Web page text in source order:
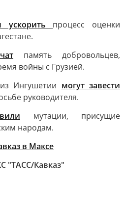
ускорить процесс оценки
память добровольцев,
войны с Грузией.
Ингушетии могут завести
руководителя.
мутации, присущие
народам.
в Максе
"ТАСС/Кавказ"